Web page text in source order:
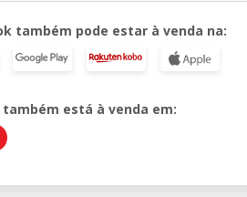
também pode estar à venda na:
está à venda em: